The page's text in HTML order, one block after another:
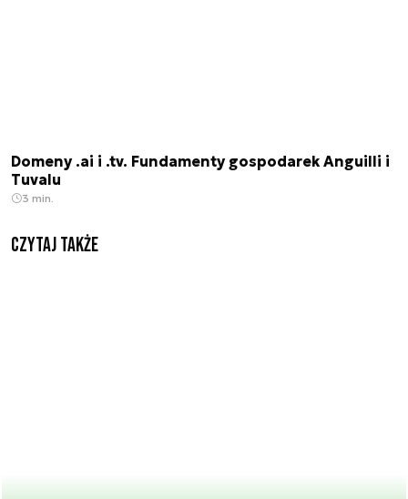
Domeny .ai i .tv. Fundamenty gospodarek Anguilli i
Tuvalu
3 min.
Czytaj także